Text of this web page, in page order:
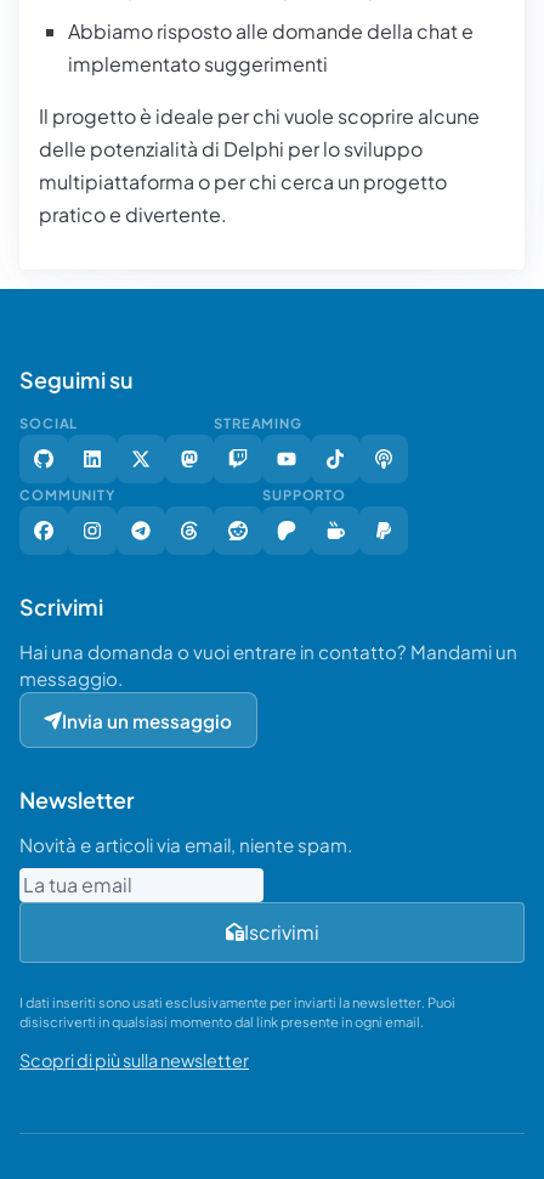
Abbiamo risposto alle domande della chat e
implementato suggerimenti
Il progetto è ideale per chi vuole scoprire alcune
delle potenzialità di Delphi per lo sviluppo
multipiattaforma o per chi cerca un progetto
pratico e divertente.
Seguimi su
SOCIAL STREAMING
COMMUNITY SUPPORTO
Scrivimi
Hai una domanda o vuoi entrare in contatto? Mandami un
messaggio.
Invia un messaggio
Newsletter
Novità e articoli via email, niente spam.
Email
Iscrivimi
I dati inseriti sono usati esclusivamente per inviarti la newsletter. Puoi
disiscriverti in qualsiasi momento dal link presente in ogni email.
Scopri di più sulla newsletter